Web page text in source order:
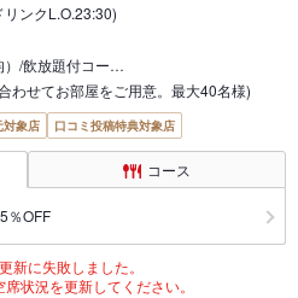
ンクL.O.23:30)
）/飲放題付コー…
わせてお部屋をご用意。最大40名様)
対象店 口コミ投稿特典対象店
コース
％OFF
新に失敗しました。
状況を更新してください。